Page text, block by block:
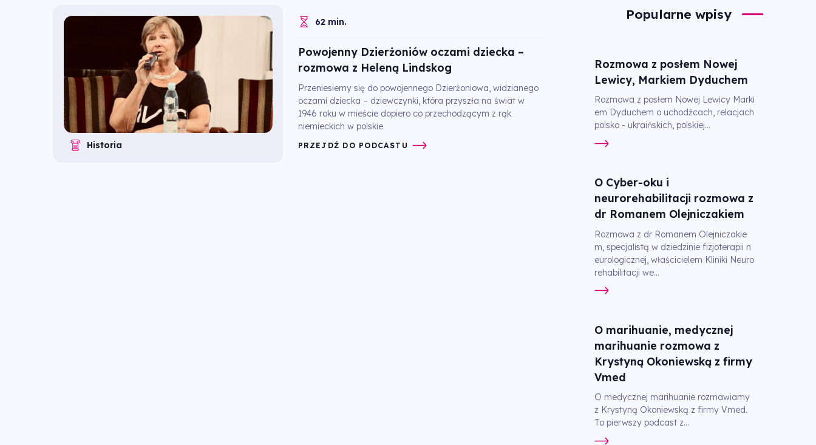
Historia
62 min.
Powojenny Dzierżoniów oczami dziecka –
rozmowa z Heleną Lindskog
Przeniesiemy się do powojennego Dzierżoniowa, widzianego
oczami dziecka – dziewczynki, która przyszła na świat w
1946 roku w mieście dopiero co przechodzącym z rąk
niemieckich w polskie
PRZEJDŹ DO PODCASTU
Popularne wpisy
Rozmowa z posłem Nowej
Lewicy, Markiem Dyduchem
Rozmowa z posłem Nowej Lewicy Marki
em Dyduchem o uchodźcach, relacjach
polsko - ukraińskich, polskiej...
O Cyber-oku i
neurorehabilitacji rozmowa z
dr Romanem Olejniczakiem
Rozmowa z dr Romanem Olejniczakie
m, specjalistą w dziedzinie fizjoterapii n
eurologicznej, właścicielem Kliniki Neuro
rehabilitacji we...
O marihuanie, medycznej
marihuanie rozmowa z
Krystyną Okoniewską z firmy
Vmed
O medycznej marihuanie rozmawiamy
z Krystyną Okoniewską z firmy Vmed.
To pierwszy podcast z...